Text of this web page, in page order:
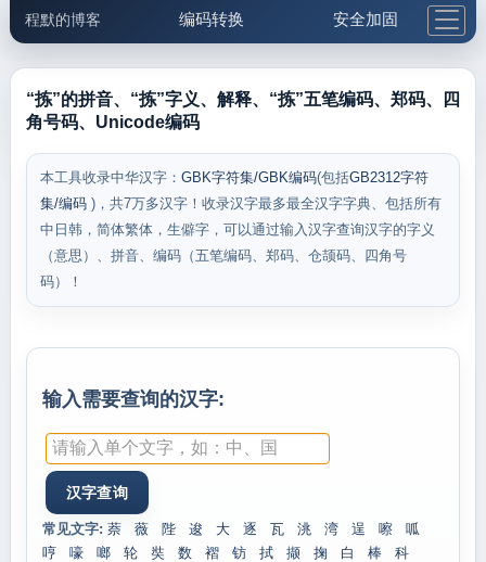
程默的博客 编码转换 安全加固
邮件工具 生活便民 更多工具
“拣”的拼音、“拣”字义、解释、“拣”五笔编码、郑码、四
角号码、Unicode编码
本工具收录中华汉字： GBK字符集/GBK编码(包括GB2312字符
集/编码 )，共7万多汉字！收录汉字最多最全汉字字典、包括所有
中日韩，简体繁体，生僻字，可以通过输入汉字查询汉字的字义
（意思）、拼音、编码（五笔编码、郑码、仓颉码、四角号
码）！
输入需要查询的汉字:
常见文字: 萘 薇 陛 逡 大 逐 瓦 洮 湾 逞 嚓
呱
哼
嚎 啷 轮 奘 数 褶 钫 拭 撷 掬 白 棒
科